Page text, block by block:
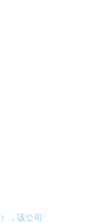
，该公司